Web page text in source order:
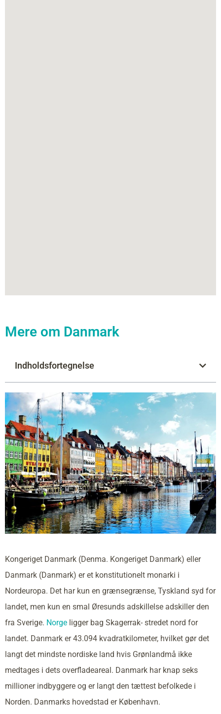
Mere om Danmark
Indholdsfortegnelse
Kongeriget Danmark (Denma. Kongeriget Danmark) eller
Danmark (Danmark) er et konstitutionelt monarki i
Nordeuropa. Det har kun en grænsegrænse, Tyskland syd for
landet, men kun en smal Øresunds adskillelse adskiller den
fra Sverige. Norge ligger bag Skagerrak- stredet nord for
landet. Danmark er 43.094 kvadratkilometer, hvilket gør det
langt det mindste nordiske land hvis Grønlandmå ikke
medtages i dets overfladeareal. Danmark har knap seks
millioner indbyggere og er langt den tættest befolkede i
Norden. Danmarks hovedstad er København.